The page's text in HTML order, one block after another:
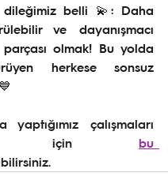
dileğimiz belli 💫: Daha
ve dayanışmacı
olmak! Bu yolda
herkese sonsuz
yaptığımız çalışmaları
için bu